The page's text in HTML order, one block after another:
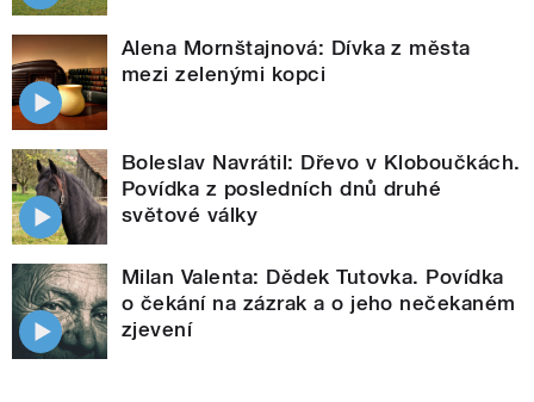
Alena Mornštajnová: Dívka z města
mezi zelenými kopci
Boleslav Navrátil: Dřevo v Kloboučkách.
Povídka z posledních dnů druhé
světové války
Milan Valenta: Dědek Tutovka. Povídka
o čekání na zázrak a o jeho nečekaném
zjevení